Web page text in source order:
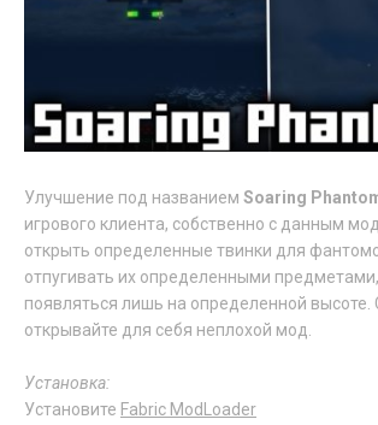
Улучшение под названием Soaring
игрового клиента, собственно с данным
открыть определенные твинки для
отпугивать их определенными
появляться лишь на определенной высоте.
открывайте для себя неплохой мод.
Установка:
Установите Fabric ModLoader